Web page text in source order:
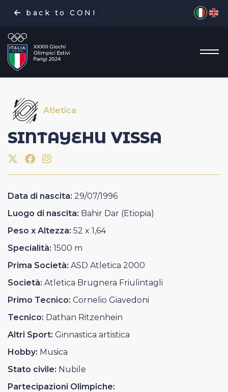
back to CONI
La missione
Italia Team
Discipline
Gare
Casa Italia
News
Media
Atletica
SINTAYEHUVISSA
Data di nascita: 29/07/1996
Luogo di nascita: Bahir Dar (Etiopia)
Peso x Altezza: 52 x 1,64
Specialità: 1500 m
Prima Società: ASD Atletica 2000
Società: Atletica Brugnera Friulintagli
Primo Tecnico: Cornelio Giavedoni
Tecnico: Dathan Ritzenhein
Altri Sport: Ginnastica artistica
Hobby: Musica
Stato civile: Nubile
Partecipazioni Olimpiche: